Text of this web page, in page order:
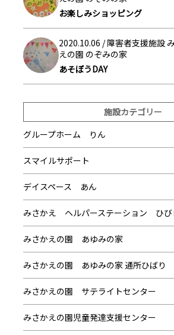
お楽しみショッピング
2020.10.06 /障害者支援施設
えの園 のぞみの家
あそぼうDAY
施設カテゴリー
グループホーム りん
スマイルサポート
デイスペース あん
みさかえ ヘルパーステーション ひび
みさかえの園 あゆみの家
みさかえの園 あゆみの家 通所ひばり
みさかえの園 サテライトセンター
みさかえの園児童発達支援センター